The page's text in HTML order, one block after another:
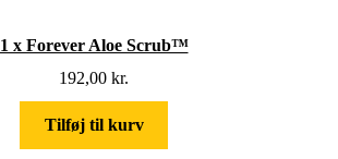
1 x Forever Aloe Scrub™
192,00 kr.
Tilføj til kurv